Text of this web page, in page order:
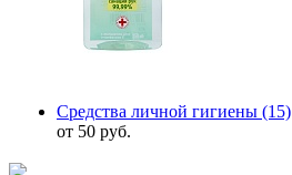
Средства личной гигиены (15)
от 50 руб.